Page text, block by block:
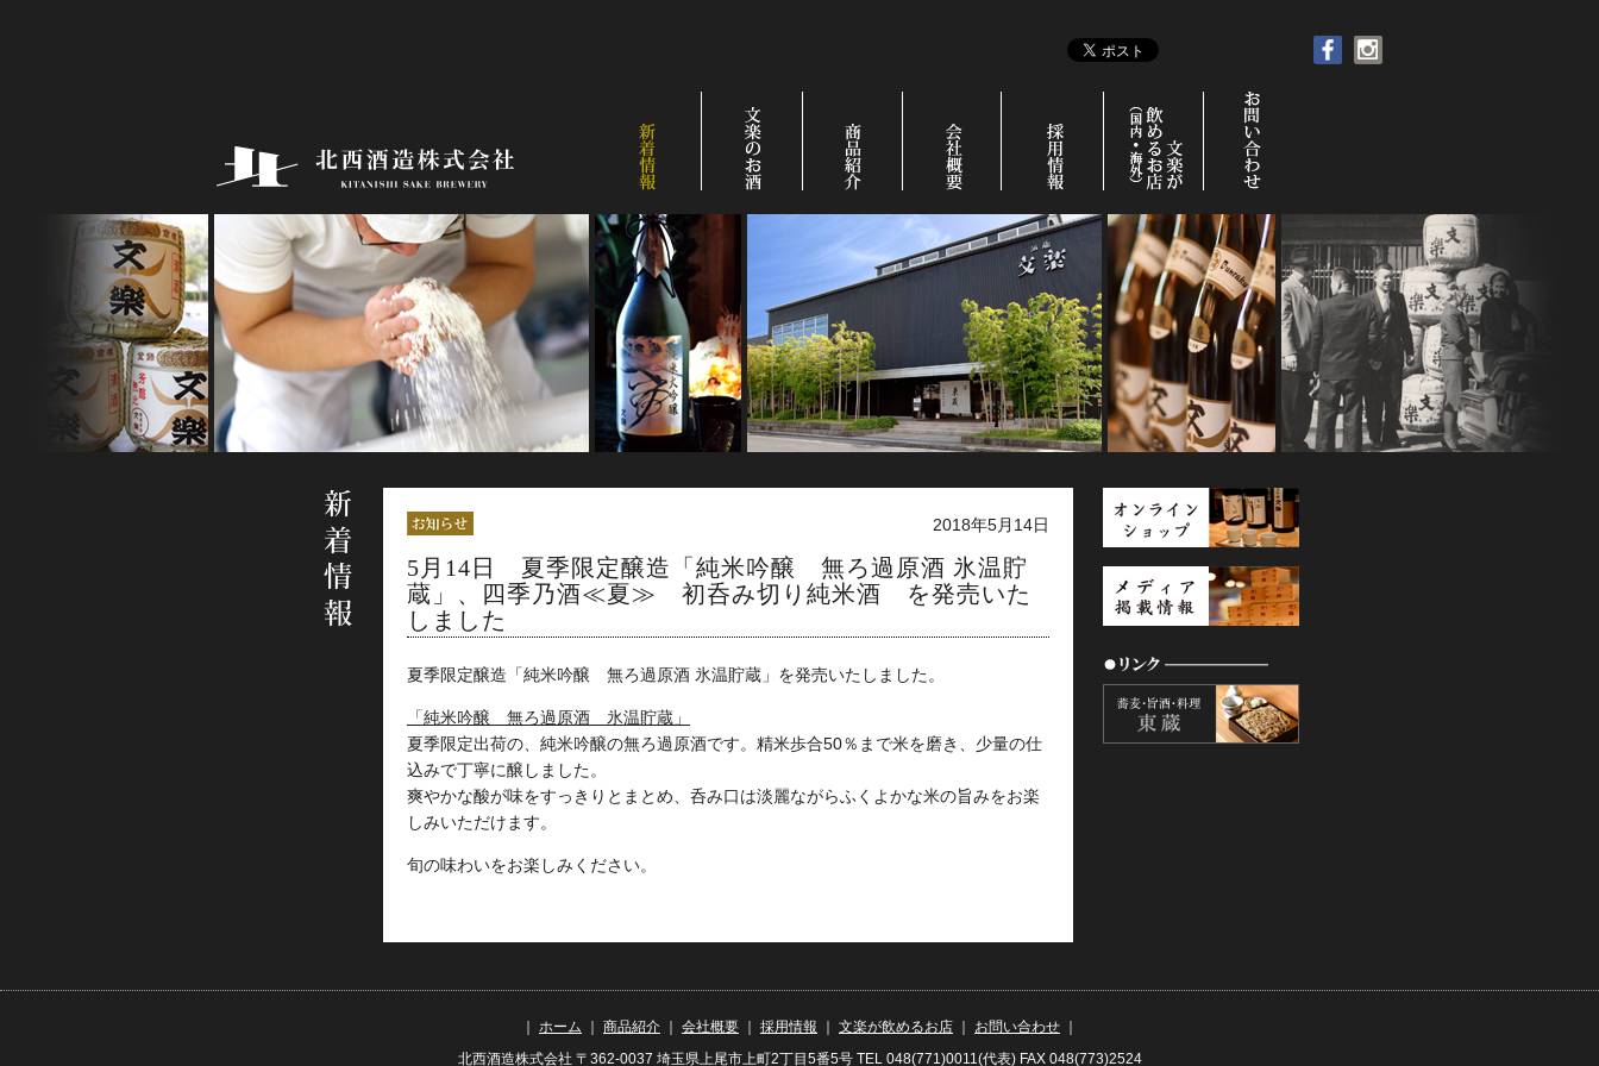
2018年5月14日
5月14日 夏季限定醸造「純米吟醸 無ろ過原酒 氷温貯
蔵」、四季乃酒≪夏≫ 初呑み切り純米酒 を発売いた
しました
夏季限定醸造「純米吟醸 無ろ過原酒 氷温貯蔵」を発売いたしました。
「純米吟醸 無ろ過原酒 氷温貯蔵」
夏季限定出荷の、純米吟醸の無ろ過原酒です。精米歩合50％まで米を磨き、少量の仕
込みで丁寧に醸しました。
爽やかな酸が味をすっきりとまとめ、呑み口は淡麗ながらふくよかな米の旨みをお楽
しみいただけます。
旬の味わいをお楽しみください。
ホーム 商品紹介 会社概要 採用情報 文楽が飲めるお店 お問い合わせ
北西酒造株式会社 〒362-0037 埼玉県上尾市上町2丁目5番5号 TEL 048(771)0011(代表) FAX 048(773)2524